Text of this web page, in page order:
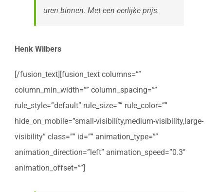
uren binnen. Met een eerlijke prijs.
Henk Wilbers
[/fusion_text][fusion_text columns=””
column_min_width=”” column_spacing=””
rule_style=”default” rule_size=”” rule_color=””
hide_on_mobile=”small-visibility,medium-visibility,large-
visibility” class=”” id=”” animation_type=””
animation_direction=”left” animation_speed=”0.3″
animation_offset=””]